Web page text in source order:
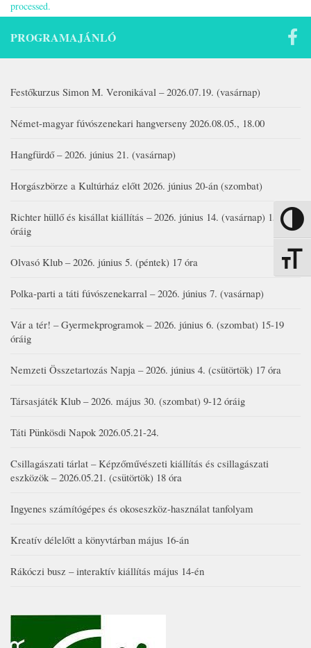
Nagy
processed.
PROGRAMAJÁNLÓ
Festőkurzus Simon M. Veronikával – 2026.07.19. (vasárnap)
Német-magyar fúvószenekari hangverseny 2026.08.05., 18.00
Hangfürdő – 2026. június 21. (vasárnap)
Horgászbörze a Kultúrház előtt 2026. június 20-án (szombat)
Richter hüllő és kisállat kiállítás – 2026. június 14. (vasárnap) 15-17
óráig
Olvasó Klub – 2026. június 5. (péntek) 17 óra
Polka-parti a táti fúvószenekarral – 2026. június 7. (vasárnap)
Vár a tér! – Gyermekprogramok – 2026. június 6. (szombat) 15-19
óráig
Nemzeti Összetartozás Napja – 2026. június 4. (csütörtök) 17 óra
Társasjáték Klub – 2026. május 30. (szombat) 9-12 óráig
Táti Pünkösdi Napok 2026.05.21-24.
Csillagászati tárlat – Képzőművészeti kiállítás és csillagászati
eszközök – 2026.05.21. (csütörtök) 18 óra
Ingyenes számítógépes és okoseszköz-használat tanfolyam
Kreatív délelőtt a könyvtárban május 16-án
Rákóczi busz – interaktív kiállítás május 14-én